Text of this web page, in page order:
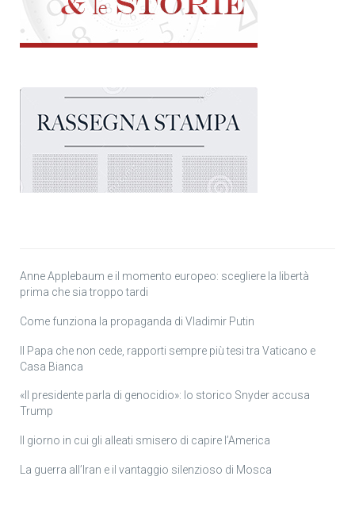
Anne Applebaum e il momento europeo: scegliere la libertà
prima che sia troppo tardi
Come funziona la propaganda di Vladimir Putin
Il Papa che non cede, rapporti sempre più tesi tra Vaticano e
Casa Bianca
«Il presidente parla di genocidio»: lo storico Snyder accusa
Trump
Il giorno in cui gli alleati smisero di capire l’America
La guerra all’Iran e il vantaggio silenzioso di Mosca